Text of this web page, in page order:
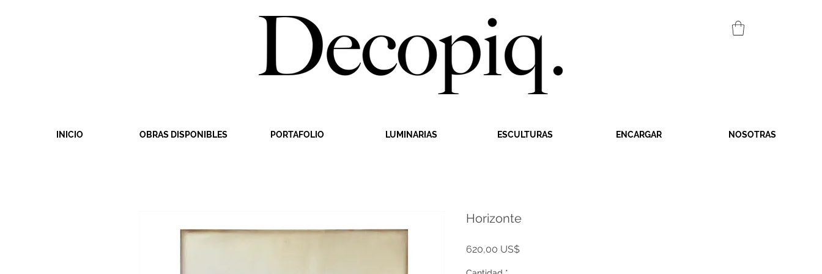
INICIO OBRAS DISPONIBLES PORTAFOLIO LUMINARIAS ESCULTURAS ENCARGAR NOSOTRAS
Horizonte
620,00 US$Precio